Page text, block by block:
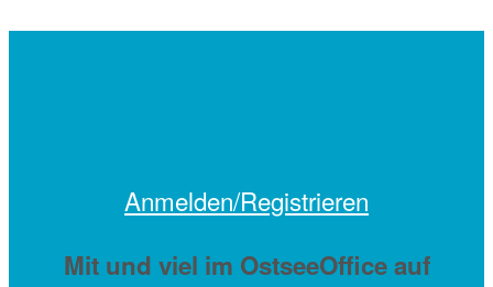
Anmelden/Registrieren
Mit und viel im OstseeOffice auf